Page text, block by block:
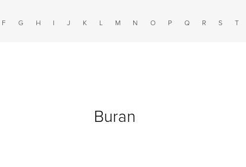
F G H I J K L M N O P Q R S T
Buran